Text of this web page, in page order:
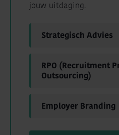
jouw uitdaging.
Strategisch Advies
RPO (Recruitment
Outsourcing)
Employer Branding